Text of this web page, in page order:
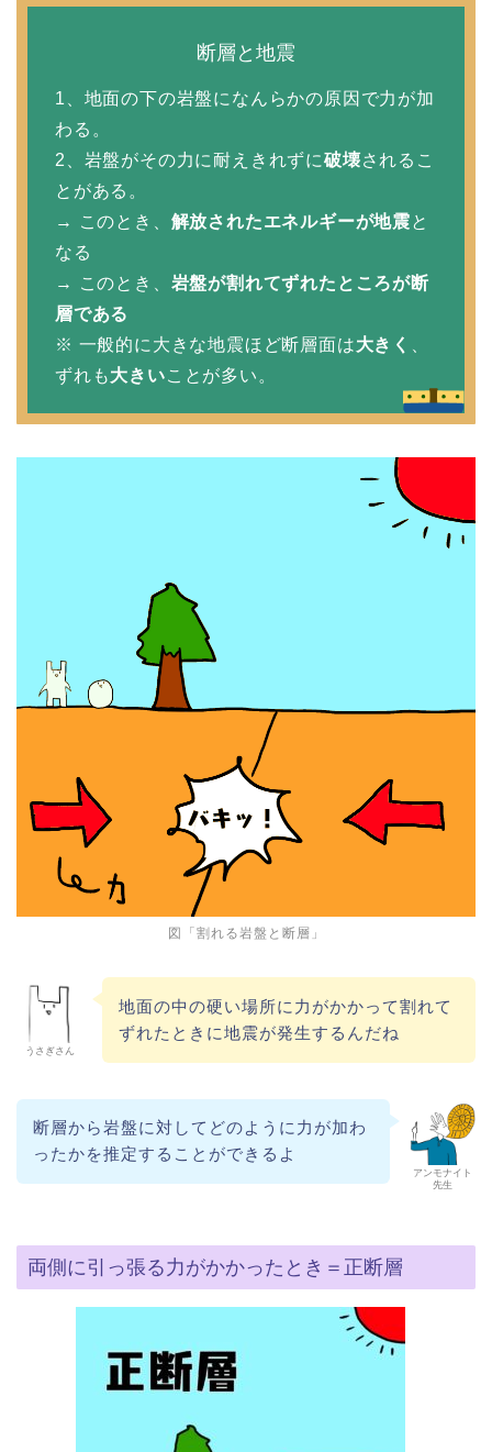
断層と地震
1、地面の下の岩盤になんらかの原因で力が加
わる。
2、岩盤がその力に耐えきれずに破壊されるこ
とがある。
→ このとき、 解放されたエネルギーが地震と
なる
→ このとき、 岩盤が割れてずれたところが断
層である
※ 一般的に大きな地震ほど断層面は大きく
ずれも大きいことが多い。
図「割れる岩盤と断層」
うさぎさん
地面の中の硬い場所に力がかかって割れて
ずれたときに地震が発生するんだね
アンモナイト
先生
断層から岩盤に対してどのように力が加わ
ったかを推定することができるよ
両側に引っ張る力がかかったとき＝正断層